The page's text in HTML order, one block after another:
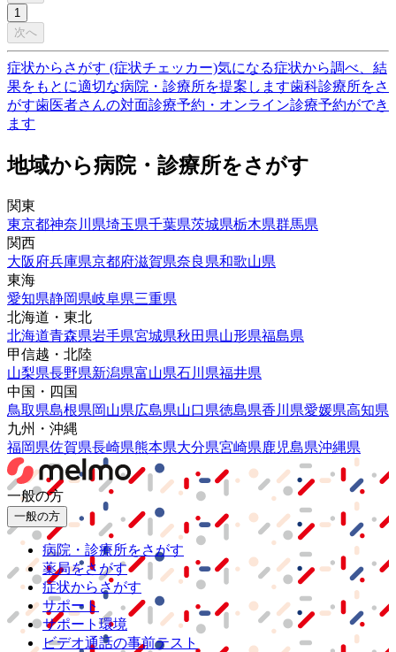
1
次へ
症状からさがす (症状チェッカー)気になる症状から調べ、結
果をもとに適切な病院・診療所を提案します歯科診療所をさ
がす歯医者さんの対面診療予約・オンライン診療予約ができ
ます
地域から病院・診療所をさがす
関東
東京都神奈川県埼玉県千葉県茨城県栃木県群馬県
関西
大阪府兵庫県京都府滋賀県奈良県和歌山県
東海
愛知県静岡県岐阜県三重県
北海道・東北
北海道青森県岩手県宮城県秋田県山形県福島県
甲信越・北陸
山梨県長野県新潟県富山県石川県福井県
中国・四国
鳥取県島根県岡山県広島県山口県徳島県香川県愛媛県高知県
九州・沖縄
福岡県佐賀県長崎県熊本県大分県宮崎県鹿児島県沖縄県
一般の方
一般の方
病院・診療所をさがす
薬局をさがす
症状からさがす
サポート
サポート環境
ビデオ通話の事前テスト